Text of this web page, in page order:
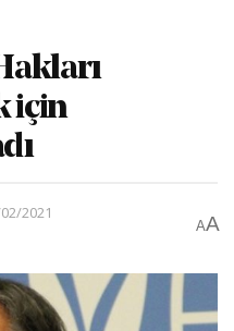
için
2021
AA